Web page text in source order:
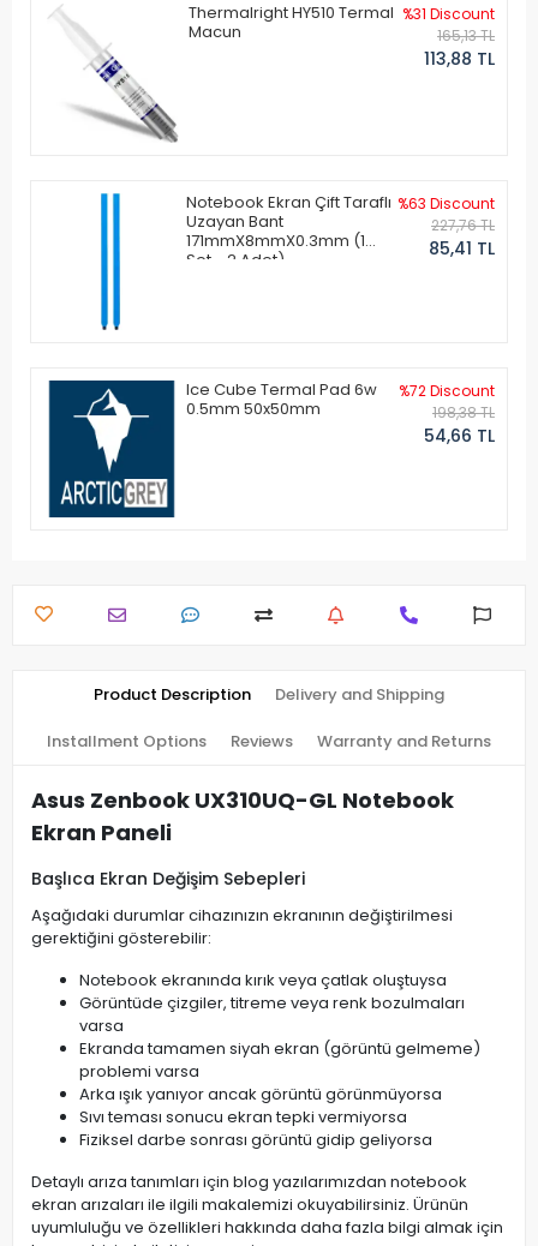
Thermalright HY510 Termal
Macun
%31 Discount
165,13 TL
113,88 TL
Notebook Ekran Çift Taraflı
Uzayan Bant
171mmX8mmX0.3mm (1
Set - 2 Adet)
%63 Discount
227,76 TL
85,41 TL
Ice Cube Termal Pad 6w
0.5mm 50x50mm
%72 Discount
198,38 TL
54,66 TL
Product Description Delivery and Shipping
Installment Options Reviews Warranty and Returns
Asus Zenbook UX310UQ-GL Notebook
Ekran Paneli
Başlıca Ekran Değişim Sebepleri
Aşağıdaki durumlar cihazınızın ekranının değiştirilmesi
gerektiğini gösterebilir:
Notebook ekranında kırık veya çatlak oluştuysa
Görüntüde çizgiler, titreme veya renk bozulmaları
varsa
Ekranda tamamen siyah ekran (görüntü gelmeme)
problemi varsa
Arka ışık yanıyor ancak görüntü görünmüyorsa
Sıvı teması sonucu ekran tepki vermiyorsa
Fiziksel darbe sonrası görüntü gidip geliyorsa
Detaylı arıza tanımları için blog yazılarımızdan notebook
ekran arızaları ile ilgili makalemizi okuyabilirsiniz. Ürünün
uyumluluğu ve özellikleri hakkında daha fazla bilgi almak için